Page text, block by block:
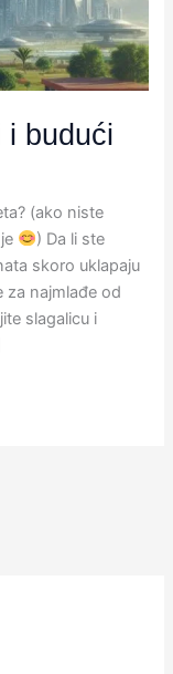
i budući
​(ako niste
) Da li ste
skoro uklapaju
za najmlađe od
slagalicu i